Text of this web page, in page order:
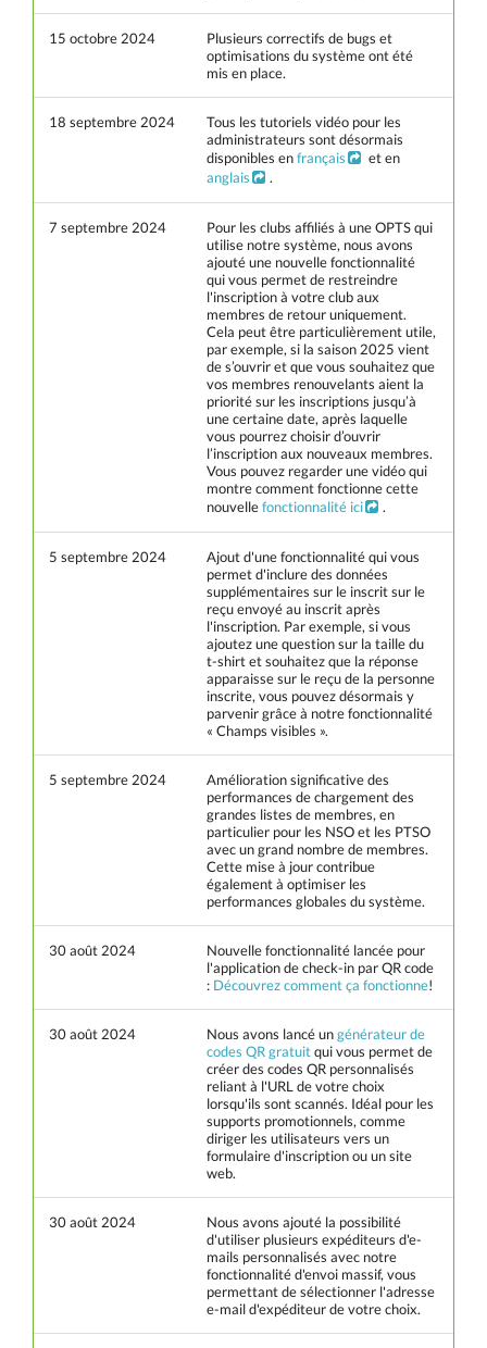
15 octobre 2024
Plusieurs correctifs de bugs et
optimisations du système ont été
mis en place.
18 septembre 2024
Tous les tutoriels vidéo pour les
administrateurs sont désormais
disponibles enfrançais
et en
anglais
.
7 septembre 2024
Pour les clubs affiliés à une OPTS qui
utilise notre système, nous avons
ajouté une nouvelle fonctionnalité
qui vous permet de restreindre
l'inscription à votre club aux
membres de retour uniquement.
Cela peut être particulièrement utile,
par exemple, si la saison 2025 vient
de s’ouvrir et que vous souhaitez que
vos membres renouvelants aient la
priorité sur les inscriptions jusqu’à
une certaine date, après laquelle
vous pourrez choisir d’ouvrir
l’inscription aux nouveaux membres.
Vous pouvez regarder une vidéo qui
montre comment fonctionne cette
nouvellefonctionnalité ici .
5 septembre 2024
Ajout d'une fonctionnalité qui vous
permet d'inclure des données
supplémentaires sur le inscrit sur le
reçu envoyé au inscrit après
l'inscription. Par exemple, si vous
ajoutez une question sur la taille du
t-shirt et souhaitez que la réponse
apparaisse sur le reçu de la personne
inscrite, vous pouvez désormais y
parvenir grâce à notre fonctionnalité
« Champs visibles ».
5 septembre 2024
Amélioration significative des
performances de chargement des
grandes listes de membres, en
particulier pour les NSO et les PTSO
avec un grand nombre de membres.
Cette mise à jour contribue
également à optimiser les
performances globales du système.
30 août 2024
Nouvelle fonctionnalité lancée pour
l'application de check-in par QR code
: Découvrez comment ça fonctionne!
30 août 2024 Nous avons lancé ungénérateur de
codes QR gratuitqui vous permet de
créer des codes QR personnalisés
reliant à l'URL de votre choix
lorsqu'ils sont scannés. Idéal pour les
supports promotionnels, comme
diriger les utilisateurs vers un
formulaire d'inscription ou un site
web.
30 août 2024
Nous avons ajouté la possibilité
d'utiliser plusieurs expéditeurs d'e-
mails personnalisés avec notre
fonctionnalité d'envoi massif, vous
permettant de sélectionner l'adresse
e-mail d'expéditeur de votre choix.